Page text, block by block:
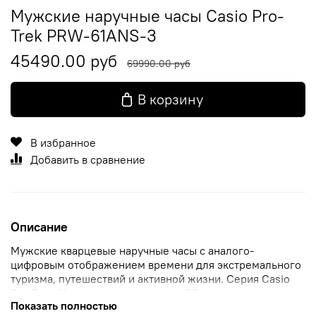
Мужские наручные часы Casio Pro-
Trek PRW-61ANS-3
45490.00 руб
69990.00 руб
В корзину
В избранное
Добавить в сравнение
Описание
Мужские кварцевые наручные часы с аналого-
цифровым отображением времени для экстремального
туризма, путешествий и активной жизни. Серия Casio
Pro Trek. Модель создана в честь 30-летия коллекции
Pro Trek. Цветовая гамма (оттенки зелени с
Показать полностью